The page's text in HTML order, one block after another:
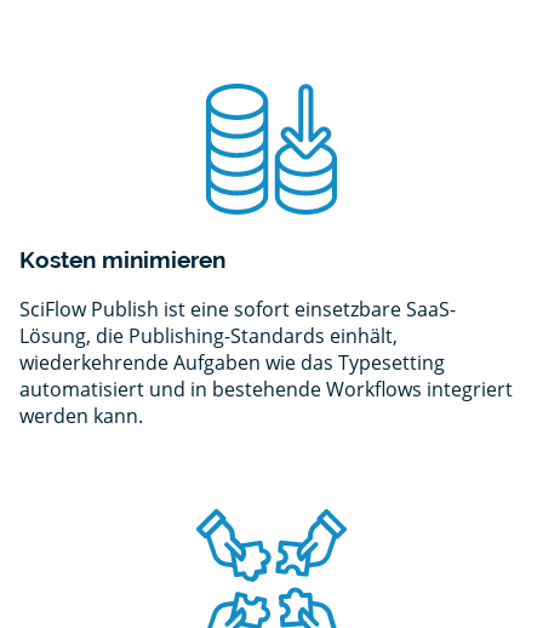
Kosten minimieren
SciFlow Publish ist eine sofort einsetzbare SaaS-
Lösung, die Publishing-Standards einhält,
wiederkehrende Aufgaben wie das Typesetting
automatisiert und in bestehende Workflows integriert
werden kann.